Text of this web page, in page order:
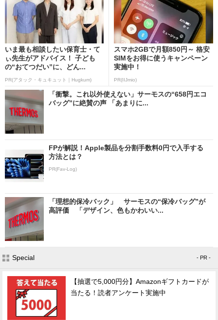
いま最も相談したい保育士・て
ぃ先生がアドバイス！ 子ども
の“おてつだい”に、どん...
PR(アタック・キュキュット｜Hugkum)
スマホ2GBで月額850円～ 格安
SIMをお得に使うキャンペーン
実施中！
PR(IIJmio)
「衝撃。これ以外使えない」サーモスの“658円エコ
バッグ”に絶賛の声 「あまりに...
FPが解説！Apple製品を分割手数料0円で入手する
方法とは？
PR(Fav-Log)
「理想的保冷バック」 サーモスの“保冷バッグ”が
高評価 「デザイン、色もかわいい...
Special - PR -
【抽選で5,000円分】Amazonギフトカードが
当たる！読者アンケート実施中